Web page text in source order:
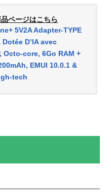
ページはこちら
5V2A Adapter-TYPE
D’IA avec
Octo-core, 6Go RAM +
EMUI 10.0.1 &
tech